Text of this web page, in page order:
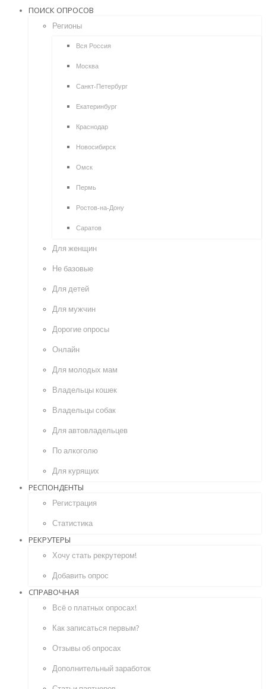
ПОИСК ОПРОСОВ
Регионы
Вся Россия
Москва
Санкт-Петербург
Екатеринбург
Краснодар
Новосибирск
Омск
Пермь
Ростов-на-Дону
Саратов
Для женщин
Не базовые
Для детей
Для мужчин
Дорогие опросы
Онлайн
Для молодых мам
Владельцы кошек
Владельцы собак
Для автовладельцев
По алкоголю
Для курящих
РЕСПОНДЕНТЫ
Регистрация
Статистика
РЕКРУТЕРЫ
Хочу стать рекрутером!
Добавить опрос
СПРАВОЧНАЯ
Всё о платных опросах!
Как записаться первым?
Отзывы об опросах
Дополнительный заработок